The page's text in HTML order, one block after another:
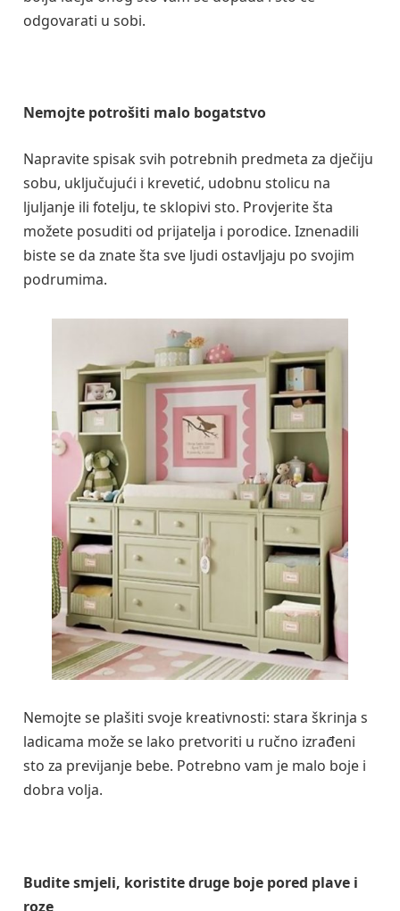
odgovarati u sobi.
Nemojte potrošiti malo bogatstvo
Napravite spisak svih potrebnih predmeta za dječiju
sobu, uključujući i krevetić, udobnu stolicu na
ljuljanje ili fotelju, te sklopivi sto. Provjerite šta
možete posuditi od prijatelja i porodice. Iznenadili
biste se da znate šta sve ljudi ostavljaju po svojim
podrumima.
Nemojte se plašiti svoje kreativnosti: stara škrinja s
ladicama može se lako pretvoriti u ručno izrađeni
sto za previjanje bebe. Potrebno vam je malo boje i
dobra volja.
Budite smjeli, koristite druge boje pored plave i
roze